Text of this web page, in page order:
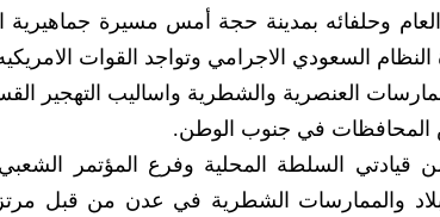
وحلفائه بمدينة حجة أمس مسيرة جماهيرية
النظام السعودي الاجرامي وتواجد القوات
العنصرية والشطرية واساليب التهجير
المحافظات في جنوب الوطن.
السلطة المحلية وفرع المؤتمر
والممارسات الشطرية في عدن من قبل